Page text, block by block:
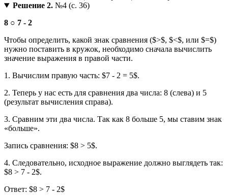
Решение 2.№4 (с. 36)
8 ○ 7 - 2
Чтобы определить, какой знак сравнения ($>$, $<$, или $=$)
нужно поставить в кружок, необходимо сначала вычислить
значение выражения в правой части.
1. Вычислим правую часть: $7 - 2 = 5$.
2. Теперь у нас есть для сравнения два числа: 8 (слева) и 5
(результат вычисления справа).
3. Сравним эти два числа. Так как 8 больше 5, мы ставим знак
«больше».
Запись сравнения: $8 > 5$.
4. Следовательно, исходное выражение должно выглядеть так:
$8 > 7 - 2$.
Ответ: $8 > 7 - 2$